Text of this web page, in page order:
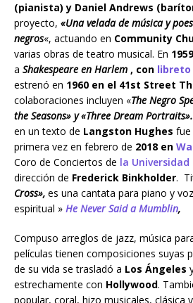
(pianista) y Daniel Andrews
proyecto, «Una velada de música y
negros«, actuando en Community
varias obras de teatro musical. En
a Shakespeare en Harlem , con libreto
estrenó en 1960 en el 41st Street
colaboraciones incluyen «The Negro
the Seasons» y «Three Dream Portraits».
en un texto de Langston Hughes
primera vez en febrero de 2018 en
Coro de Conciertos de la
dirección de Frederick Binkholder.
Cross», es una cantata para piano y
espiritual » He Never Said a Mumblin,
Compuso arreglos de jazz, música
películas tienen composiciones suyas
de su vida se trasladó a Los Ángeles
estrechamente con Hollywood.
popular, coral, hizo musicales, clásica